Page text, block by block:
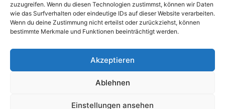
zuzugreifen. Wenn du diesen Technologien zustimmst, können wir Daten
wie das Surfverhalten oder eindeutige IDs auf dieser Website verarbeiten.
Wenn du deine Zustimmung nicht erteilst oder zurückziehst, können
bestimmte Merkmale und Funktionen beeinträchtigt werden.
Akzeptieren
Ablehnen
Einstellungen ansehenverwalten